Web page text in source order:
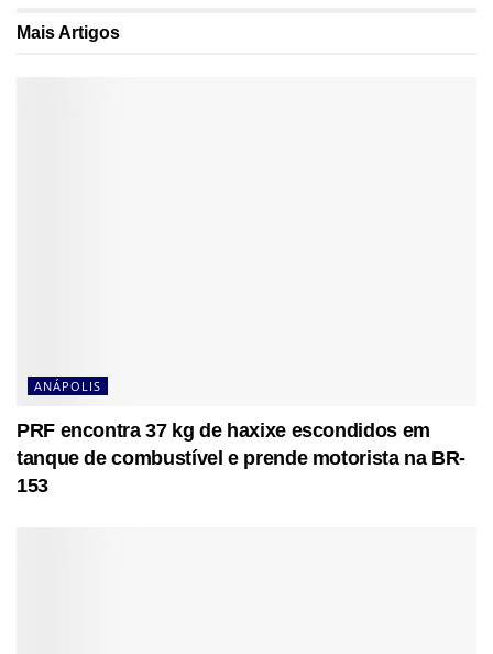
MaisArtigos
ANÁPOLIS
PRF encontra 37 kg de haxixe escondidos em
tanque de combustível e prende motorista na BR-
153